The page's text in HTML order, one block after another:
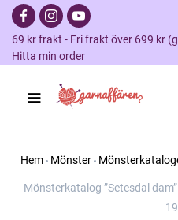
69 kr frakt - Fri frakt över 699 kr
Hitta min order
Hem Mönster
Mönsterkatalog ”Setesdal